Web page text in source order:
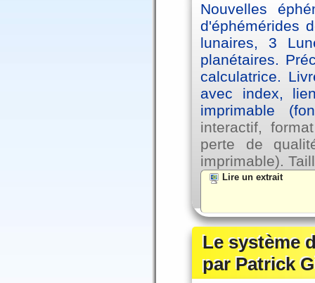
Nouvelles
d'éphémérides
lunaires, 3
planétaires.
calculatrice.
avec index,
imprimable
interactif,
perte de
imprimable).
Lire un extrait
Le système
par Patrick